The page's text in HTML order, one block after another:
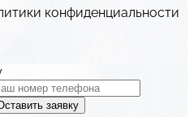
конфиденциальности
заявку